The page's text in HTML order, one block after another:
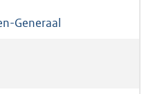
Generaal